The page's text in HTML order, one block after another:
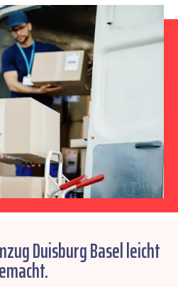
Duisburg Basel leicht